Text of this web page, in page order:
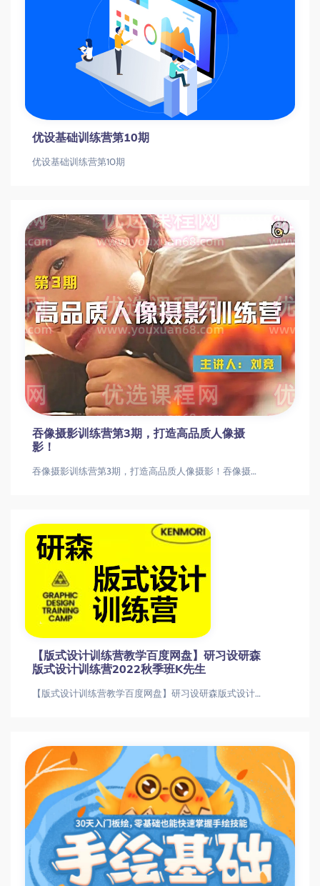
优设基础训练营第10期
优设基础训练营第10期
吞像摄影训练营第3期，打造高品质人像摄
影！
吞像摄影训练营第3期，打造高品质人像摄影！吞像摄影训练营第3期，打造高品质人像摄影！
【版式设计训练营教学百度网盘】研习设研森
版式设计训练营2022秋季班K先生
【版式设计训练营教学百度网盘】研习设研森版式设计训练营2022秋季班K先生【版式设计训练营教学百度网盘】研习设研森版式设计训练营20